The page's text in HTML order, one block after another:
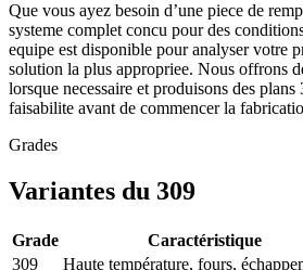
Que vous ayez besoin d’une piece de
systeme complet concu pour des
equipe est disponible pour analyser votre
solution la plus appropriee. Nous offrons
lorsque necessaire et produisons des
faisabilite avant de commencer la
Grades
Variantes du 309
Grade
Caractéristique
309
Haute température, fours,